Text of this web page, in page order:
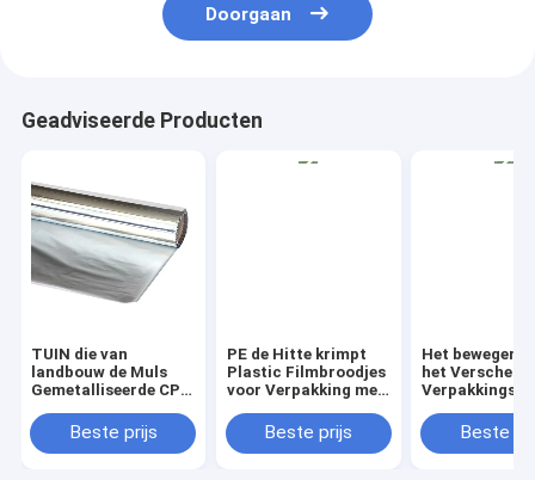
Doorgaan
Geadviseerde Producten
TUIN die van
landbouw de Muls
Gemetalliseerde CPP
Tuinbouwmulsfilm,
Tuin met mulch
Beste prijs
PE de Hitte krimpt
Plastic Filmbroodjes
voor Verpakking met
en KleurenBeste prijs
Het bewegen
het
brengend,
en Beveiligend,
Beste